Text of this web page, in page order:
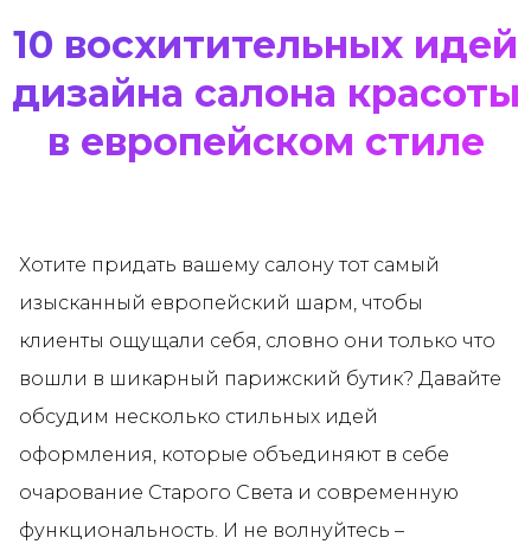
10 восхитительных идей
дизайна салона красоты
в европейском стиле
Хотите придать вашему салону тот самый
изысканный европейский шарм, чтобы
клиенты ощущали себя, словно они только что
вошли в шикарный парижский бутик? Давайте
обсудим несколько стильных идей
оформления, которые объединяют в себе
очарование Старого Света и современную
функциональность. И не волнуйтесь –